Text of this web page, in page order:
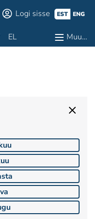
Logi sisse EST ENG
EL Muu…